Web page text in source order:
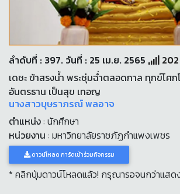
ลำดับที่ : 397. วันที่ : 25 เม.ย. 2565
202
เดชะ ข้าสรงน้ำ พระชุ่มฉ่ำตลอดกาล ทุกข์โศ
อันตรธาน เป็นสุข เทอญ
นางสาวบุษราภรณ์ พลอาจ
ตำแหน่ง: นักศึกษา
หน่วยงาน : มหาวิทยาลัยราชภัฏกำแพงเพชร
ดาวน์โหลด การ์ดเข้าร่วมกิจกรรม
* คลิกปุ่มดาวน์โหลดแล้ว! กรุณารอจนกว่าแสด